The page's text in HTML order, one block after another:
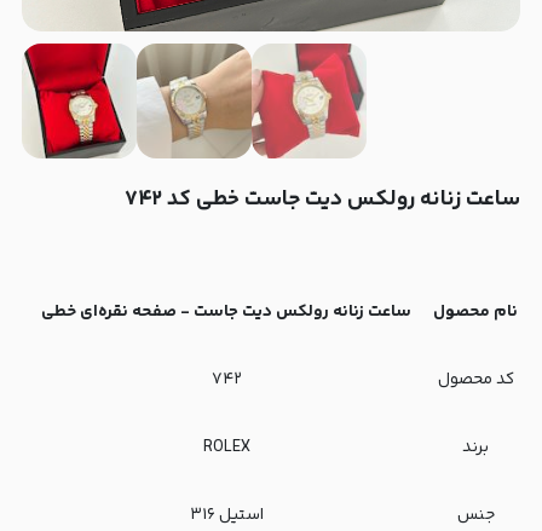
ساعت زنانه رولکس دیت جاست خطی کد ۷۴۲
نام محصول ساعت زنانه رولکس دیت جاست - صفحه نقره‌ای خطی
کد محصول ۷۴۲
برند ROLEX
جنس استیل ۳۱۶